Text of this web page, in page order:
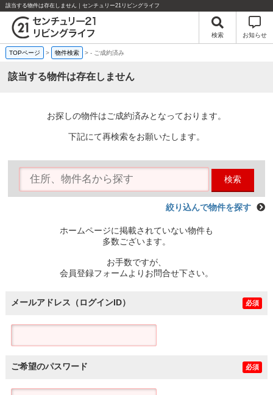
該当する物件は存在しません｜センチュリー21リビングライフ
検索 お知らせ
TOPページ > 物件検索 >- ご成約済み
該当する物件は存在しません
お探しの物件はご成約済みとなっております。
下記にて再検索をお願いたします。
検索
絞り込んで物件を探す
ホームページに掲載されていない物件も
多数ございます。
お手数ですが、
会員登録フォームよりお問合せ下さい。
メールアドレス（ログインID） 必須
ご希望のパスワード 必須